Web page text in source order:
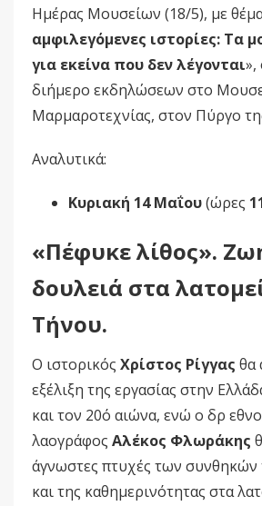
Ημέρας Μουσείων (18/5), με
αμφιλεγόμενες ιστορίες: Τα
για εκείνα που δεν λέγονται»,
διήμερο εκδηλώσεων στο
Μαρμαροτεχνίας, στον Πύργο
Αναλυτικά:
Κυριακή 14 Μαΐου(ώρες
«Πέφυκε λίθος».
δουλειά στα
Τήνου.
Ο ιστορικός Χρίστος Ρίγγας θα
εξέλιξη της εργασίας στην
και τον 20ό αιώνα, ενώ ο δρ
λαογράφος Αλέκος Φλωράκης
άγνωστες πτυχές των συνθηκών
και της καθημερινότητας στα